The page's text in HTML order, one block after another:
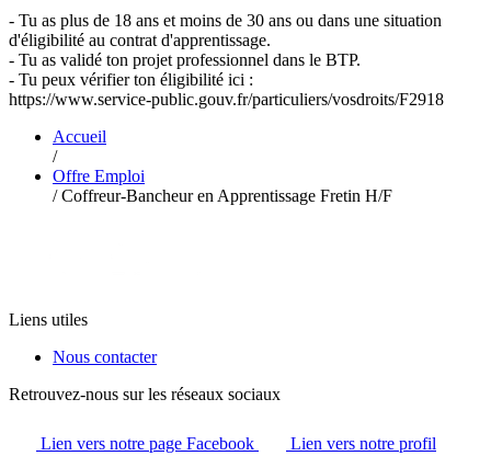
- Tu as plus de 18 ans et moins de 30 ans ou dans une situation
d'éligibilité au contrat d'apprentissage.
- Tu as validé ton projet professionnel dans le BTP.
- Tu peux vérifier ton éligibilité ici :
https://www.service-public.gouv.fr/particuliers/vosdroits/F2918
Accueil
/
Offre Emploi
/ Coffreur-Bancheur en Apprentissage Fretin H/F
Liens utiles
Nous contacter
Retrouvez-nous sur les réseaux sociaux
Lien vers notre page Facebook Lien vers notre profil